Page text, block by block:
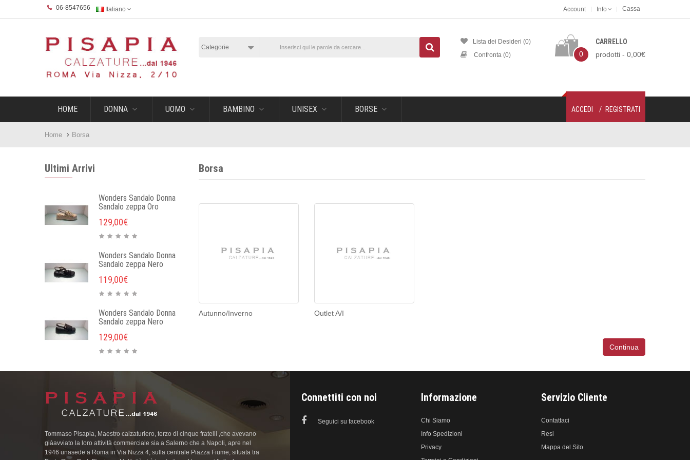
06-8547656 Italiano Account Info Cassa
Lista dei Desideri (0)
Confronta (0)
CARRELLO
0
prodotti - 0,00€
HOME DONNA UOMO BAMBINO UNISEX BORSE ACCEDI REGISTRATI
Home Borsa
Ultimi Arrivi
Wonders Sandalo Donna
Sandalo zeppa Oro
129,00€
Wonders Sandalo Donna
Sandalo zeppa Nero
119,00€
Wonders Sandalo Donna
Sandalo zeppa Nero
129,00€
Borsa
Autunno/Inverno Outlet A/I
Continua
Tommaso Pisapia, Maestro calzaturiero, terzo di cinque fratelli ,che avevano
giàavviato la loro attività commerciale sia a Salerno che a Napoli, apre nel
1946 unasede a Roma in Via Nizza 4, sulla centrale Piazza Fiume, situata tra
Connettiti con noi
Seguici su facebook
Informazione
Chi Siamo
Info Spedizioni
Privacy
Servizio Cliente
Contattaci
Resi
Mappa del Sito